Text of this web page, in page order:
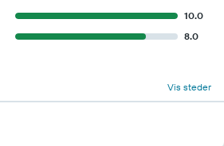
10.0
8.0
Vis steder